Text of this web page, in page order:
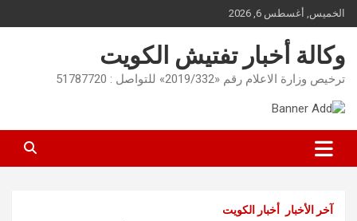
Skip
to
content
الخميس, أغسطس 6, 2026
وكالة أخبار تفتيش الكويت
ترخيص وزارة الاعلام رقم «2019/332» للتواصل : 51787720
آخر الأخبار أخبار الكويت